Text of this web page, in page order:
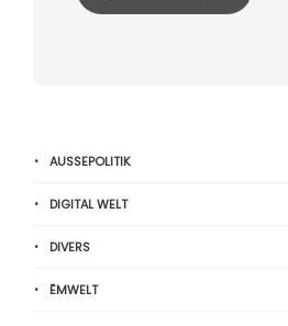
AUSSEPOLITIK
DIGITAL WELT
DIVERS
ËMWELT